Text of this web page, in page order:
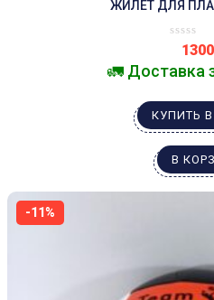
ЖИЛЕТ ДЛЯ
1300
🚛 Доставка
КУПИТЬ
В
-11%